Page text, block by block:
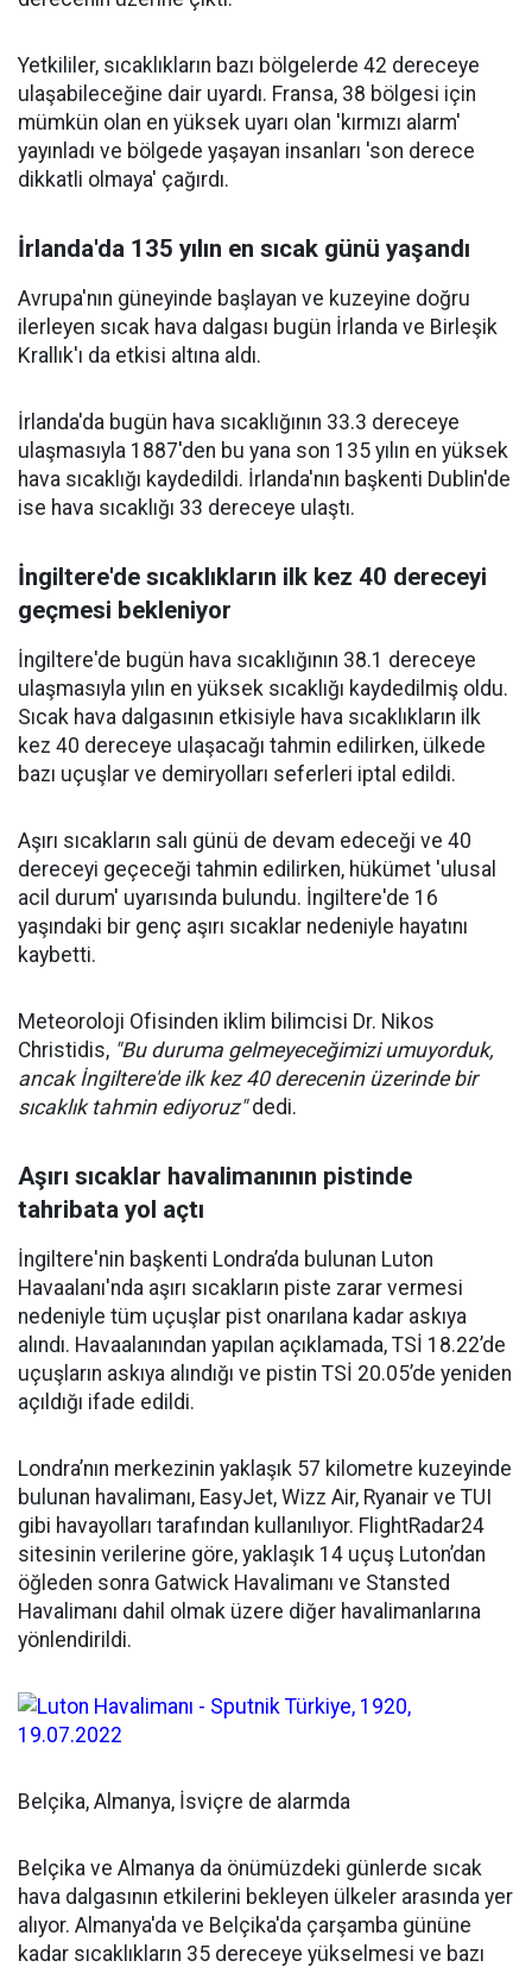
Yetkililer, sıcaklıkların bazı bölgelerde 42 dereceye
ulaşabileceğine dair uyardı. Fransa, 38 bölgesi için
mümkün olan en yüksek uyarı olan 'kırmızı alarm'
yayınladı ve bölgede yaşayan insanları 'son derece
dikkatli olmaya' çağırdı.
İrlanda'da 135 yılın en sıcak günü yaşandı
Avrupa'nın güneyinde başlayan ve kuzeyine doğru
ilerleyen sıcak hava dalgası bugün İrlanda ve Birleşik
Krallık'ı da etkisi altına aldı.
İrlanda'da bugün hava sıcaklığının 33.3 dereceye
ulaşmasıyla 1887'den bu yana son 135 yılın en yüksek
hava sıcaklığı kaydedildi. İrlanda'nın başkenti Dublin'de
ise hava sıcaklığı 33 dereceye ulaştı.
İngiltere'de sıcaklıkların ilk kez 40 dereceyi
geçmesi bekleniyor
İngiltere'de bugün hava sıcaklığının 38.1 dereceye
ulaşmasıyla yılın en yüksek sıcaklığı kaydedilmiş oldu.
Sıcak hava dalgasının etkisiyle hava sıcaklıkların ilk
kez 40 dereceye ulaşacağı tahmin edilirken, ülkede
bazı uçuşlar ve demiryolları seferleri iptal edildi.
Aşırı sıcakların salı günü de devam edeceği ve 40
dereceyi geçeceği tahmin edilirken, hükümet 'ulusal
acil durum' uyarısında bulundu. İngiltere'de 16
yaşındaki bir genç aşırı sıcaklar nedeniyle hayatını
kaybetti.
Meteoroloji Ofisinden iklim bilimcisi Dr. Nikos
Christidis, "Bu duruma gelmeyeceğimizi umuyorduk,
ancak İngiltere'de ilk kez 40 derecenin üzerinde bir
sıcaklık tahmin ediyoruz"dedi.
Aşırı sıcaklar havalimanının pistinde
tahribata yol açtı
İngiltere'nin başkenti Londra’da bulunan Luton
Havaalanı'nda aşırı sıcakların piste zarar vermesi
nedeniyle tüm uçuşlar pist onarılana kadar askıya
alındı. Havaalanından yapılan açıklamada, TSİ 18.22’de
uçuşların askıya alındığı ve pistin TSİ 20.05’de yeniden
açıldığı ifade edildi.
Londra’nın merkezinin yaklaşık 57 kilometre kuzeyinde
bulunan havalimanı, EasyJet, Wizz Air, Ryanair ve TUI
gibi havayolları tarafından kullanılıyor. FlightRadar24
sitesinin verilerine göre, yaklaşık 14 uçuş Luton’dan
öğleden sonra Gatwick Havalimanı ve Stansted
Havalimanı dahil olmak üzere diğer havalimanlarına
yönlendirildi.
Belçika, Almanya, İsviçre de alarmda
Belçika ve Almanya da önümüzdeki günlerde sıcak
hava dalgasının etkilerini bekleyen ülkeler arasında yer
alıyor. Almanya'da ve Belçika'da çarşamba gününe
kadar sıcaklıkların 35 dereceye yükselmesi ve bazı